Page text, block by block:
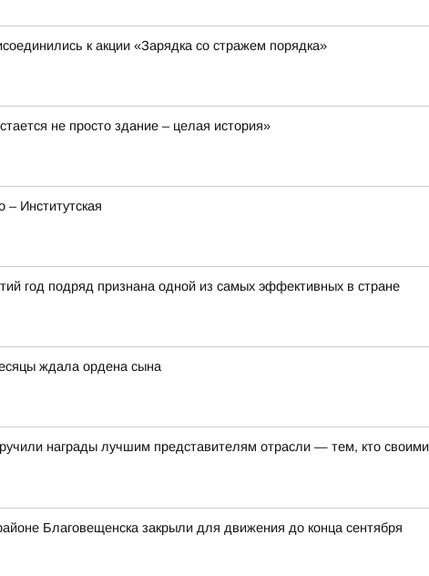
к акции «Зарядка со стражем порядка»
не просто здание – целая история»
– Институтская
год подряд признана одной из самых эффективных в стране
ждала ордена сына
награды лучшим представителям отрасли — тем, кто
Благовещенска закрыли для движения до конца сентября